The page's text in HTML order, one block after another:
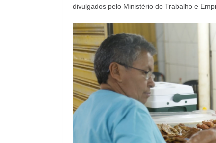
divulgados pelo Ministério do Trabalho e